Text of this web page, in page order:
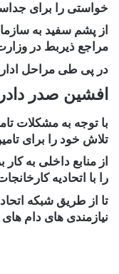
خواستی را برای
از پشم سفید به
مراجع ذیربط در
در پی طی مراحل
افشین صدر
با توجه به مشکلات
تلاش خود را برای
از منابع داخلی به
را با اتحادیه
تا از طریق شبکه
نیازمندی های دام